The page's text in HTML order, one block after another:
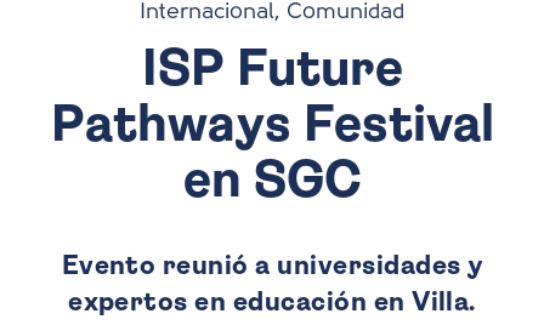
Internacional, Comunidad
ISP Future
Pathways Festival
en SGC
Evento reunió a universidades y
expertos en educación en Villa.